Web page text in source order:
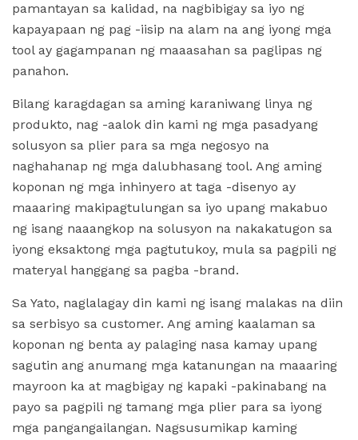
pamantayan sa kalidad, na nagbibigay sa iyo ng
kapayapaan ng pag -iisip na alam na ang iyong mga
tool ay gagampanan ng maaasahan sa paglipas ng
panahon.
Bilang karagdagan sa aming karaniwang linya ng
produkto, nag -aalok din kami ng mga pasadyang
solusyon sa plier para sa mga negosyo na
naghahanap ng mga dalubhasang tool. Ang aming
koponan ng mga inhinyero at taga -disenyo ay
maaaring makipagtulungan sa iyo upang makabuo
ng isang naaangkop na solusyon na nakakatugon sa
iyong eksaktong mga pagtutukoy, mula sa pagpili ng
materyal hanggang sa pagba -brand.
Sa Yato, naglalagay din kami ng isang malakas na diin
sa serbisyo sa customer. Ang aming kaalaman sa
koponan ng benta ay palaging nasa kamay upang
sagutin ang anumang mga katanungan na maaaring
mayroon ka at magbigay ng kapaki -pakinabang na
payo sa pagpili ng tamang mga plier para sa iyong
mga pangangailangan. Nagsusumikap kaming